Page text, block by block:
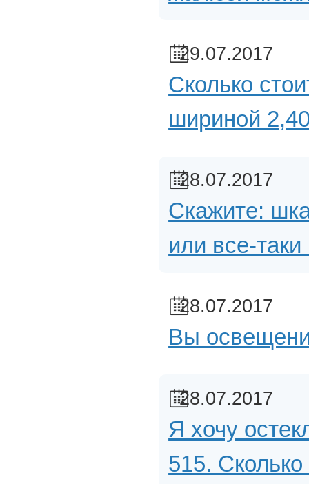
29.07.2017
Сколько
шириной
28.07.2017
Скажите:
или все-
28.07.2017
Вы
28.07.2017
Я хочу
515. Сколько